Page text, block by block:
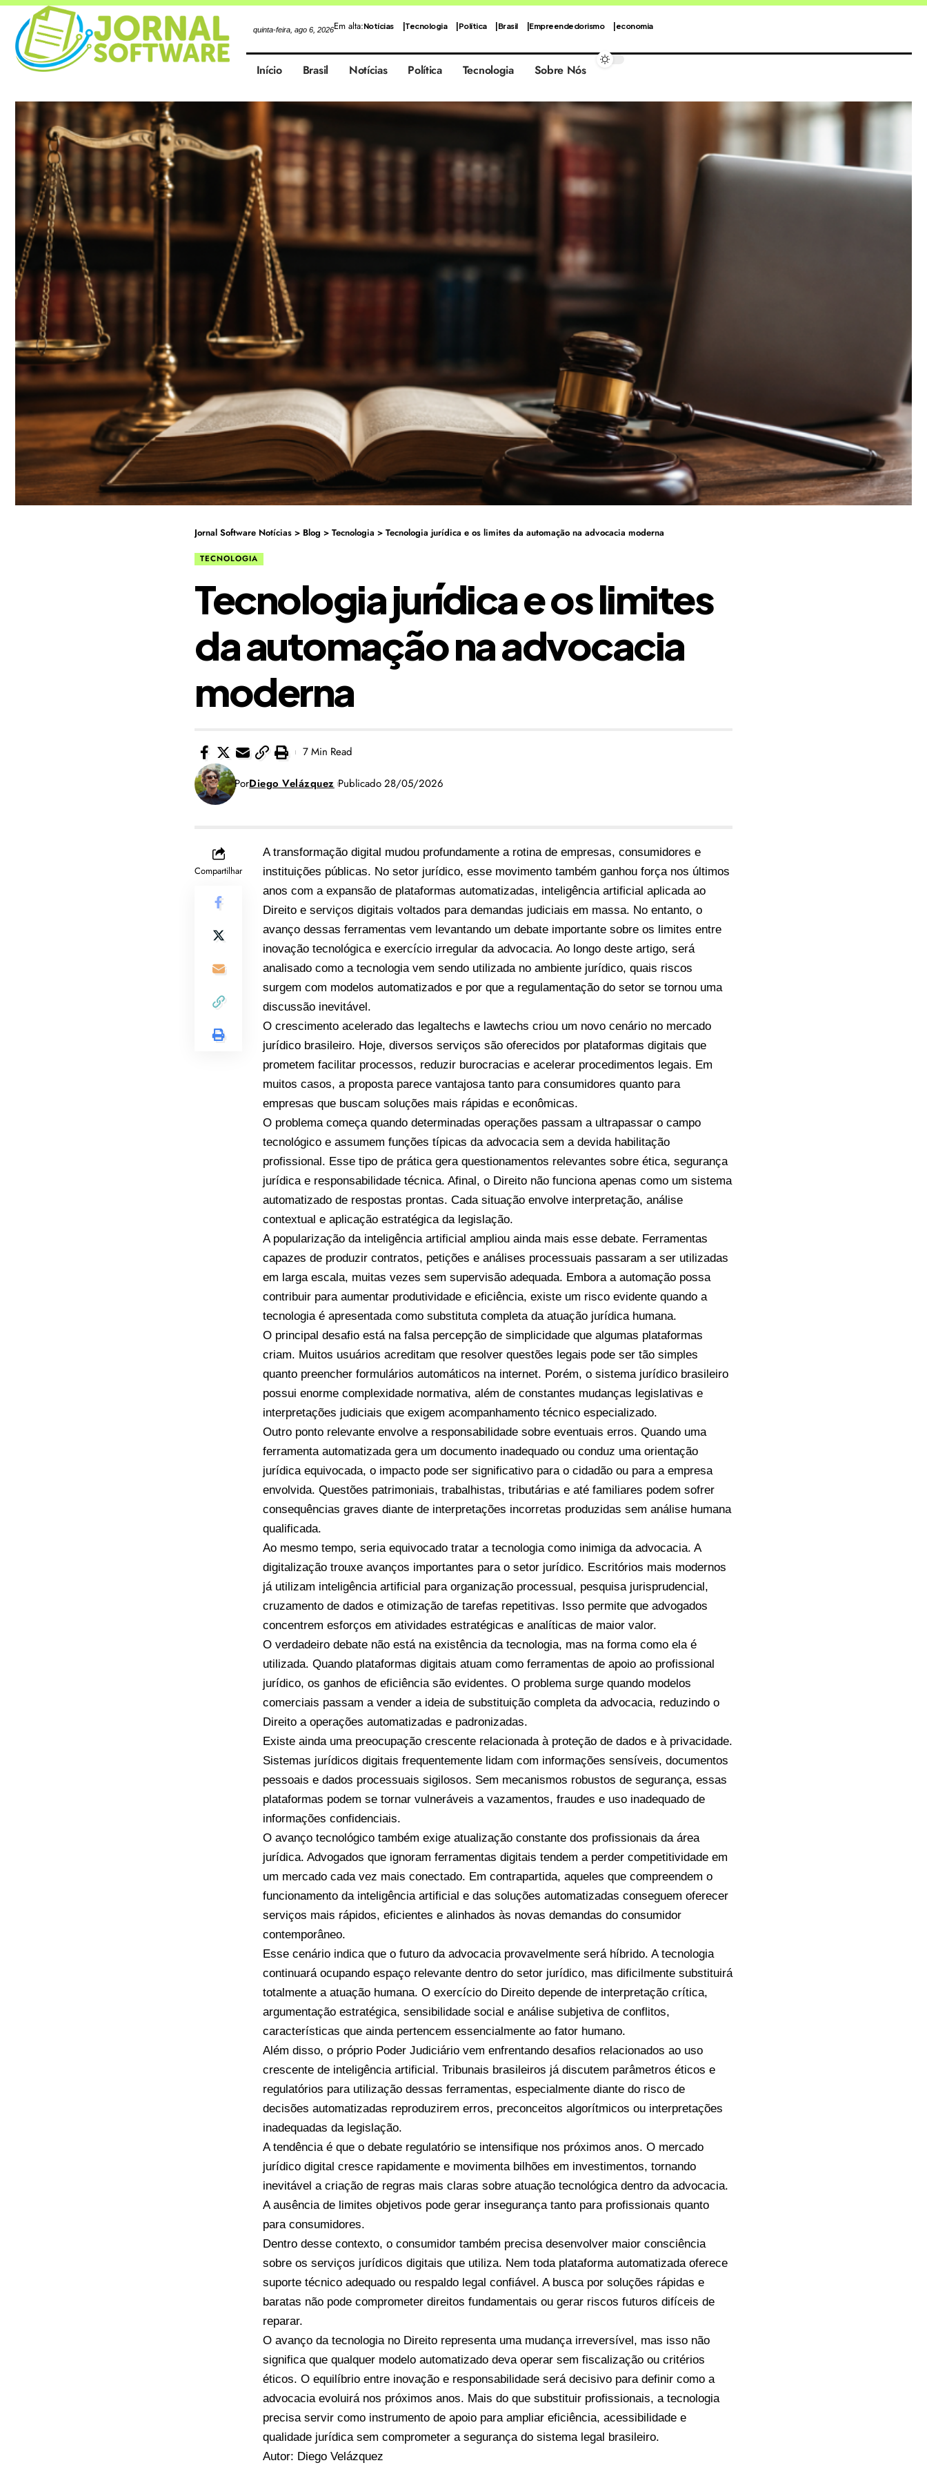
quinta-feira, ago 6, 2026Em alta:Notícias Tecnologia Política Brasil Empreendedorismo economia
Início Brasil Notícias Política Tecnologia Sobre Nós
Jornal Software Notícias > Blog > Tecnologia > Tecnologia jurídica e os limites da automação na advocacia moderna
TECNOLOGIA
Tecnologia jurídica e os limites
da automação na advocacia
moderna
PorDiego Velázquez Publicado 28/05/2026
7 Min Read
Compartilhar
A transformação digital mudou profundamente a rotina de empresas, consumidores e
instituições públicas. No setor jurídico, esse movimento também ganhou força nos últimos
anos com a expansão de plataformas automatizadas, inteligência artificial aplicada ao
Direito e serviços digitais voltados para demandas judiciais em massa. No entanto, o
avanço dessas ferramentas vem levantando um debate importante sobre os limites entre
inovação tecnológica e exercício irregular da advocacia. Ao longo deste artigo, será
analisado como a tecnologia vem sendo utilizada no ambiente jurídico, quais riscos
surgem com modelos automatizados e por que a regulamentação do setor se tornou uma
discussão inevitável.
O crescimento acelerado das legaltechs e lawtechs criou um novo cenário no mercado
jurídico brasileiro. Hoje, diversos serviços são oferecidos por plataformas digitais que
prometem facilitar processos, reduzir burocracias e acelerar procedimentos legais. Em
muitos casos, a proposta parece vantajosa tanto para consumidores quanto para
empresas que buscam soluções mais rápidas e econômicas.
O problema começa quando determinadas operações passam a ultrapassar o campo
tecnológico e assumem funções típicas da advocacia sem a devida habilitação
profissional. Esse tipo de prática gera questionamentos relevantes sobre ética, segurança
jurídica e responsabilidade técnica. Afinal, o Direito não funciona apenas como um sistema
automatizado de respostas prontas. Cada situação envolve interpretação, análise
contextual e aplicação estratégica da legislação.
A popularização da inteligência artificial ampliou ainda mais esse debate. Ferramentas
capazes de produzir contratos, petições e análises processuais passaram a ser utilizadas
em larga escala, muitas vezes sem supervisão adequada. Embora a automação possa
contribuir para aumentar produtividade e eficiência, existe um risco evidente quando a
tecnologia é apresentada como substituta completa da atuação jurídica humana.
O principal desafio está na falsa percepção de simplicidade que algumas plataformas
criam. Muitos usuários acreditam que resolver questões legais pode ser tão simples
quanto preencher formulários automáticos na internet. Porém, o sistema jurídico brasileiro
possui enorme complexidade normativa, além de constantes mudanças legislativas e
interpretações judiciais que exigem acompanhamento técnico especializado.
Outro ponto relevante envolve a responsabilidade sobre eventuais erros. Quando uma
ferramenta automatizada gera um documento inadequado ou conduz uma orientação
jurídica equivocada, o impacto pode ser significativo para o cidadão ou para a empresa
envolvida. Questões patrimoniais, trabalhistas, tributárias e até familiares podem sofrer
consequências graves diante de interpretações incorretas produzidas sem análise humana
qualificada.
Ao mesmo tempo, seria equivocado tratar a tecnologia como inimiga da advocacia. A
digitalização trouxe avanços importantes para o setor jurídico. Escritórios mais modernos
já utilizam inteligência artificial para organização processual, pesquisa jurisprudencial,
cruzamento de dados e otimização de tarefas repetitivas. Isso permite que advogados
concentrem esforços em atividades estratégicas e analíticas de maior valor.
O verdadeiro debate não está na existência da tecnologia, mas na forma como ela é
utilizada. Quando plataformas digitais atuam como ferramentas de apoio ao profissional
jurídico, os ganhos de eficiência são evidentes. O problema surge quando modelos
comerciais passam a vender a ideia de substituição completa da advocacia, reduzindo o
Direito a operações automatizadas e padronizadas.
Existe ainda uma preocupação crescente relacionada à proteção de dados e à privacidade.
Sistemas jurídicos digitais frequentemente lidam com informações sensíveis, documentos
pessoais e dados processuais sigilosos. Sem mecanismos robustos de segurança, essas
plataformas podem se tornar vulneráveis a vazamentos, fraudes e uso inadequado de
informações confidenciais.
O avanço tecnológico também exige atualização constante dos profissionais da área
jurídica. Advogados que ignoram ferramentas digitais tendem a perder competitividade em
um mercado cada vez mais conectado. Em contrapartida, aqueles que compreendem o
funcionamento da inteligência artificial e das soluções automatizadas conseguem oferecer
serviços mais rápidos, eficientes e alinhados às novas demandas do consumidor
contemporâneo.
Esse cenário indica que o futuro da advocacia provavelmente será híbrido. A tecnologia
continuará ocupando espaço relevante dentro do setor jurídico, mas dificilmente substituirá
totalmente a atuação humana. O exercício do Direito depende de interpretação crítica,
argumentação estratégica, sensibilidade social e análise subjetiva de conflitos,
características que ainda pertencem essencialmente ao fator humano.
Além disso, o próprio Poder Judiciário vem enfrentando desafios relacionados ao uso
crescente de inteligência artificial. Tribunais brasileiros já discutem parâmetros éticos e
regulatórios para utilização dessas ferramentas, especialmente diante do risco de
decisões automatizadas reproduzirem erros, preconceitos algorítmicos ou interpretações
inadequadas da legislação.
A tendência é que o debate regulatório se intensifique nos próximos anos. O mercado
jurídico digital cresce rapidamente e movimenta bilhões em investimentos, tornando
inevitável a criação de regras mais claras sobre atuação tecnológica dentro da advocacia.
A ausência de limites objetivos pode gerar insegurança tanto para profissionais quanto
para consumidores.
Dentro desse contexto, o consumidor também precisa desenvolver maior consciência
sobre os serviços jurídicos digitais que utiliza. Nem toda plataforma automatizada oferece
suporte técnico adequado ou respaldo legal confiável. A busca por soluções rápidas e
baratas não pode comprometer direitos fundamentais ou gerar riscos futuros difíceis de
reparar.
O avanço da tecnologia no Direito representa uma mudança irreversível, mas isso não
significa que qualquer modelo automatizado deva operar sem fiscalização ou critérios
éticos. O equilíbrio entre inovação e responsabilidade será decisivo para definir como a
advocacia evoluirá nos próximos anos. Mais do que substituir profissionais, a tecnologia
precisa servir como instrumento de apoio para ampliar eficiência, acessibilidade e
qualidade jurídica sem comprometer a segurança do sistema legal brasileiro.
Autor: Diego Velázquez